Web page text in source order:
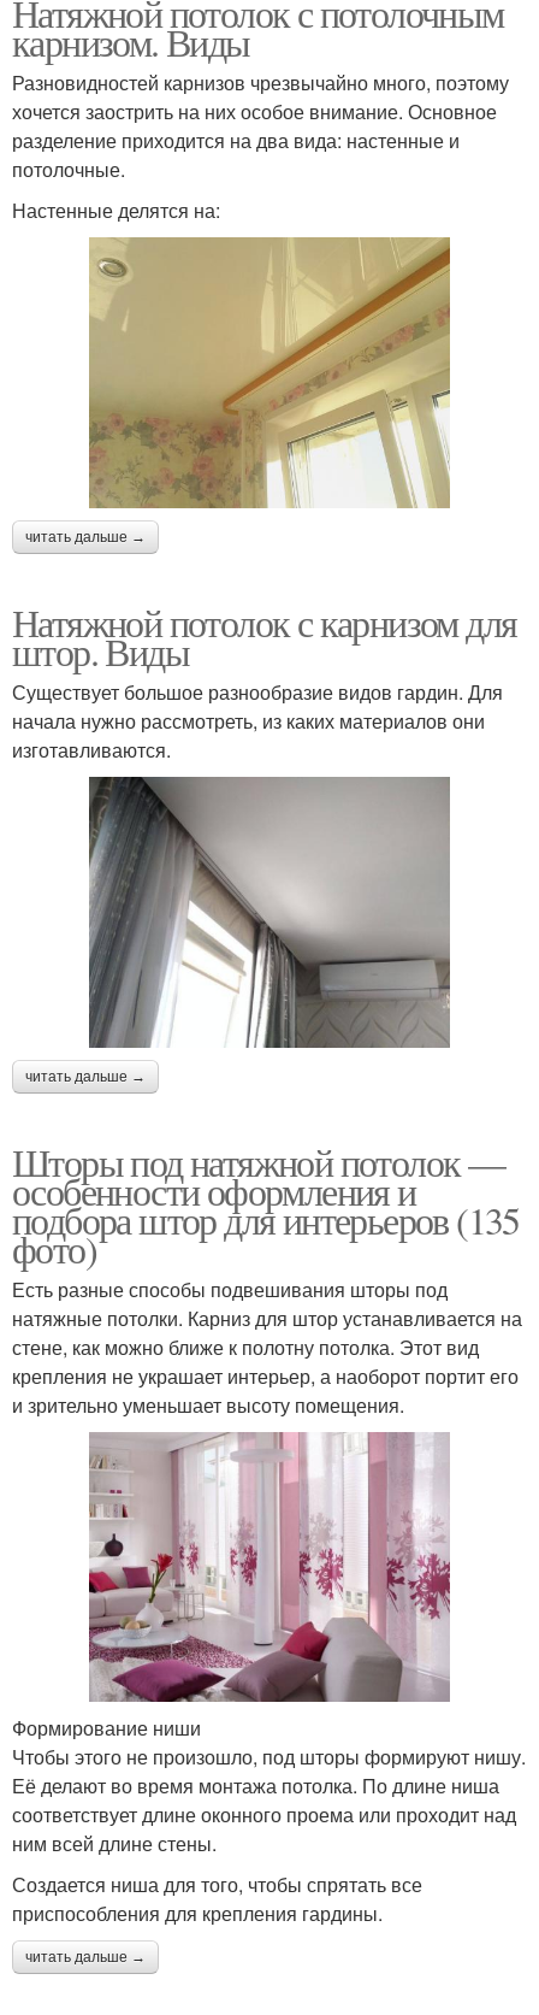
Натяжной потолок с потолочным
карнизом. Виды
Разновидностей карнизов чрезвычайно много, поэтому
хочется заострить на них особое внимание. Основное
разделение приходится на два вида: настенные и
потолочные.
Настенные делятся на:
читать дальше →
Натяжной потолок с карнизом для
штор. Виды
Существует большое разнообразие видов гардин. Для
начала нужно рассмотреть, из каких материалов они
изготавливаются.
читать дальше →
Шторы под натяжной потолок —
особенности оформления и
подбора штор для интерьеров (135
фото)
Есть разные способы подвешивания шторы под
натяжные потолки. Карниз для штор устанавливается на
стене, как можно ближе к полотну потолка. Этот вид
крепления не украшает интерьер, а наоборот портит его
и зрительно уменьшает высоту помещения.
Формирование ниши
Чтобы этого не произошло, под шторы формируют нишу.
Её делают во время монтажа потолка. По длине ниша
соответствует длине оконного проема или проходит над
ним всей длине стены.
Создается ниша для того, чтобы спрятать все
приспособления для крепления гардины.
читать дальше →